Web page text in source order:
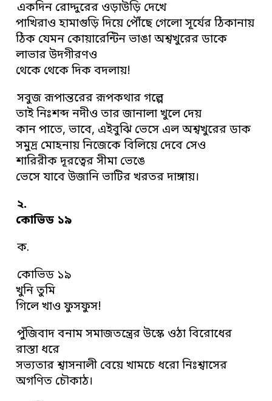
একদিন রোদ্দুরের ওড়াউড়ি দেখে
পাখিরাও হামাগুড়ি দিয়ে পৌঁছে গেলো সূর্যের ঠিকানায়
ঠিক যেমন কোয়ারেন্টিন ভাঙা অশ্বখুরের ডাকে
লাভার উদগীরণও
থেকে থেকে দিক বদলায়!
সবুজ রূপান্তরের রূপকথার গল্পে
তাই নিঃশব্দ নদীও তার জানালা খুলে দেয়
কান পাতে, ভাবে, এইবুঝি ভেসে এল অশ্বখুরের ডাক
সমুদ্র মোহনায় নিজেকে বিলিয়ে দেবে সেও
শারিরীক দূরত্বের সীমা ভেঙে
ভেসে যাবে উজানি ভাটির খরতর দাঙ্গায়।
২.
কোভিড ১৯
ক.
কোভিড ১৯
খুনি তুমি
গিলে খাও ফুসফুস!
পুঁজিবাদ বনাম সমাজতন্ত্রের উস্কে ওঠা বিরোধের
রাস্তা ধরে
সভ্যতার শ্বাসনালী বেয়ে খামচে ধরো নিঃশ্বাসের
অগণিত চৌকাঠ।